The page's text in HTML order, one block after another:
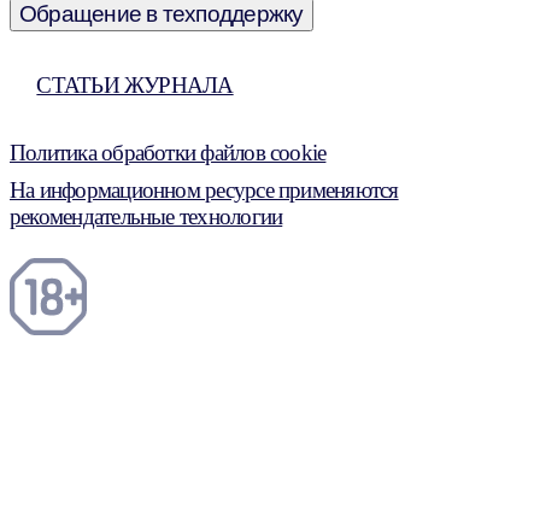
Обращение в техподдержку
СТАТЬИ ЖУРНАЛА
Политика обработки файлов cookie
На информационном ресурсе применяются
рекомендательные технологии